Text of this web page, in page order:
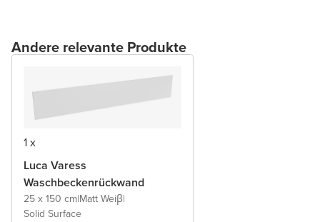
Andere relevante Produkte
1 x
Luca Varess
Waschbeckenrückwand
25 x 150 cm|Matt Weiβ|
Solid Surface